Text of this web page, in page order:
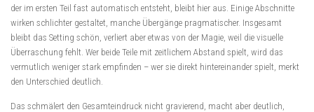
der im ersten Teil fast automatisch entsteht, bleibt hier aus. Einige Abschnitte
wirken schlichter gestaltet, manche Übergänge pragmatischer. Insgesamt
bleibt das Setting schön, verliert aber etwas von der Magie, weil die visuelle
Überraschung fehlt. Wer beide Teile mit zeitlichem Abstand spielt, wird das
vermutlich weniger stark empfinden – wer sie direkt hintereinander spielt, merkt
den Unterschied deutlich.
Das schmälert den Gesamteindruck nicht gravierend, macht aber deutlich,